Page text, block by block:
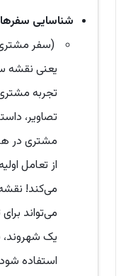
شناسایی
(سفر
یعنی نقشه
تجربه
تصاویر،
مشتری در
از تعامل
می‌کند!
می‌تواند
یک
استفاده